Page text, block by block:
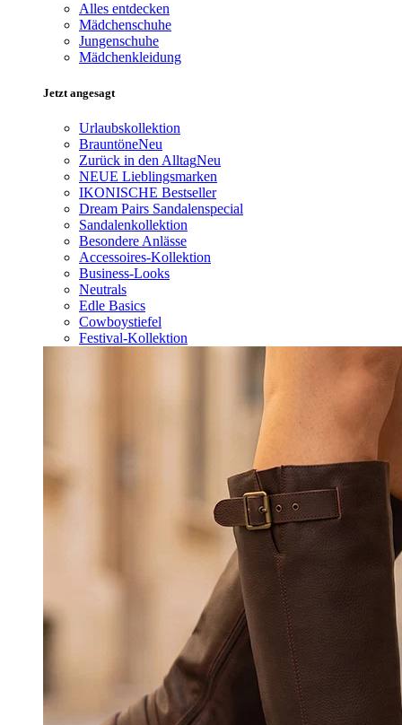
Alles entdecken
Mädchenschuhe
Jungenschuhe
Mädchenkleidung
Jetzt angesagt
Urlaubskollektion
BrauntöneNeu
Zurück in den AlltagNeu
NEUE Lieblingsmarken
IKONISCHE Bestseller
Dream Pairs Sandalenspecial
Sandalenkollektion
Besondere Anlässe
Accessoires-Kollektion
Business-Looks
Neutrals
Edle Basics
Cowboystiefel
Festival-Kollektion